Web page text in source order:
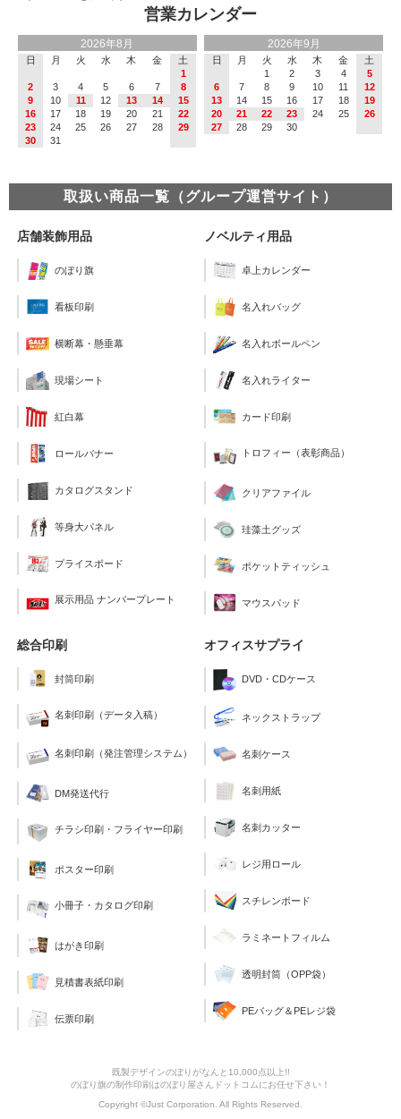
営業カレンダー
2026年8月
日 月 火 水 木 金
土
1
2
3 4 5 6 7
8
9
10 11 12 13 14
15
16
17 18 19 20 21
22
23
24 25 26 27 28
29
30
31
2026年9月
日 月 火 水 木 金
土
1
2 3 4
5
6
7 8 9 10 11
12
13
14 15 16 17 18
19
20
21 22 23 24 25
26
27
28 29 30
取扱い商品一覧（グループ運営サイト）
店舗装飾用品
のぼり旗
看板印刷
横断幕・懸垂幕
現場シート
紅白幕
ロールバナー
カタログスタンド
等身大パネル
プライスボード
展示用品 ナンバープレート
ノベルティ用品
卓上カレンダー
名入れバッグ
名入れボールペン
名入れライター
カード印刷
トロフィー（表彰商品）
クリアファイル
珪藻土グッズ
ポケットティッシュ
マウスパッド
総合印刷
封筒印刷
名刺印刷（データ入稿）
名刺印刷（発注管理システム）
DM発送代行
チラシ印刷・フライヤー印刷
ポスター印刷
小冊子・カタログ印刷
はがき印刷
見積書表紙印刷
伝票印刷
オフィスサプライ
DVD・CDケース
ネックストラップ
名刺ケース
名刺用紙
名刺カッター
レジ用ロール
スチレンボード
ラミネートフィルム
透明封筒（OPP袋）
PEバッグ＆PEレジ袋
既製デザインのぼりがなんと10,000点以上!!
のぼり旗の制作印刷はのぼり屋さんドットコムにお任せ下さい！
Copyright ©Just Corporation. All Rights Reserved.